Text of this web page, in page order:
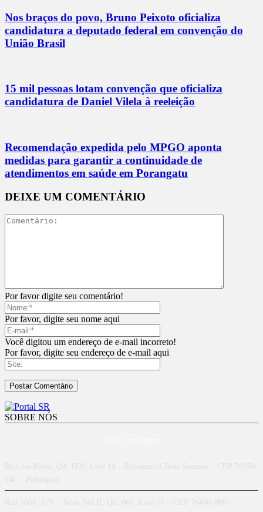
Nos braços do povo, Bruno Peixoto oficializa
candidatura a deputado federal em convenção do
União Brasil
15 mil pessoas lotam convenção que oficializa
candidatura de Daniel Vilela à reeleição
Recomendação expedida pelo MPGO aponta
medidas para garantir a continuidade de
atendimentos em saúde em Porangatu
DEIXE UM COMENTÁRIO
Por favor digite seu comentário!
Por favor, digite seu nome aqui
Você digitou um endereço de e-mail incorreto!
Por favor, digite seu endereço de e-mail aqui
SOBRE NÓS